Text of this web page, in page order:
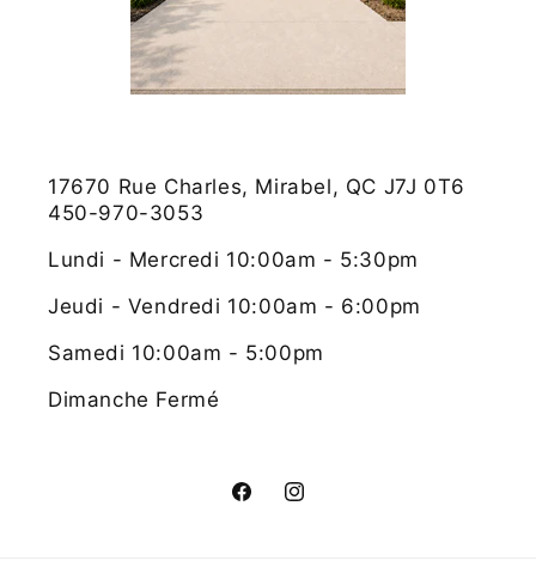
17670 Rue Charles, Mirabel, QC J7J 0T6
450-970-3053
Lundi - Mercredi 10:00am - 5:30pm
Jeudi - Vendredi 10:00am - 6:00pm
Samedi 10:00am - 5:00pm
Dimanche Fermé
FacebookInstagram